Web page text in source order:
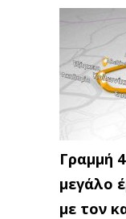
Γραμμή
μεγάλο
με τον